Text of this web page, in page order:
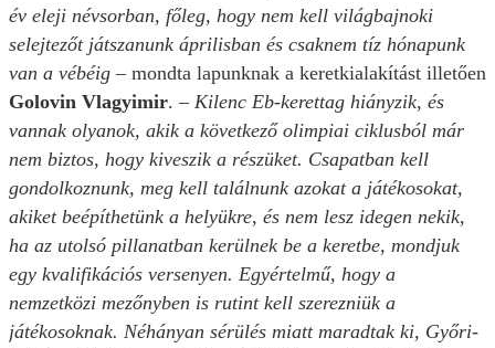
év eleji névsorban, főleg, hogy nem kell világbajnoki
selejtezőt játszanunk áprilisban és csaknem tíz hónapunk
van a vébéig – mondta lapunknak a keretkialakítást illetően
Golovin Vlagyimir. – Kilenc Eb-kerettag hiányzik, és
vannak olyanok, akik a következő olimpiai ciklusból már
nem biztos, hogy kiveszik a részüket. Csapatban kell
gondolkoznunk, meg kell találnunk azokat a játékosokat,
akiket beépíthetünk a helyükre, és nem lesz idegen nekik,
ha az utolsó pillanatban kerülnek be a keretbe, mondjuk
egy kvalifikációs versenyen. Egyértelmű, hogy a
nemzetközi mezőnyben is rutint kell szerezniük a
játékosoknak. Néhányan sérülés miatt maradtak ki, Győri-